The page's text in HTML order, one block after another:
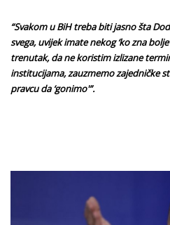
“Svakom u BiH treba biti jasno šta
svega, uvijek imate nekog ‘ko zna
trenutak, da ne koristim izlizane
institucijama, zauzmemo zajedničke
pravcu da ‘gonimo'”.